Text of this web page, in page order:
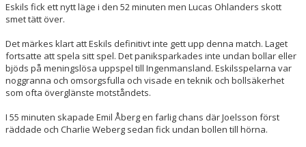
Eskils fick ett nytt läge i den 52 minuten men Lucas Ohlanders skott
smet tätt över.
Det märkes klart att Eskils definitivt inte gett upp denna match. Laget
fortsatte att spela sitt spel. Det paniksparkades inte undan bollar eller
bjöds på meningslösa uppspel till Ingenmansland. Eskilsspelarna var
noggranna och omsorgsfulla och visade en teknik och bollsäkerhet
som ofta överglänste motståndets.
I 55 minuten skapade Emil Åberg en farlig chans där Joelsson först
räddade och Charlie Weberg sedan fick undan bollen till hörna.